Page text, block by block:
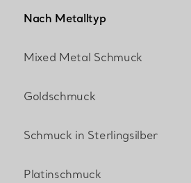
Nach Metalltyp
Mixed Metal Schmuck
Goldschmuck
Schmuck in Sterlingsilber
Platinschmuck